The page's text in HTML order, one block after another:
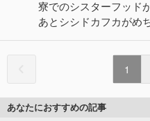
寮でのシスターフッ
あとシシドカフカがめ
1
あなたにおすすめの記事